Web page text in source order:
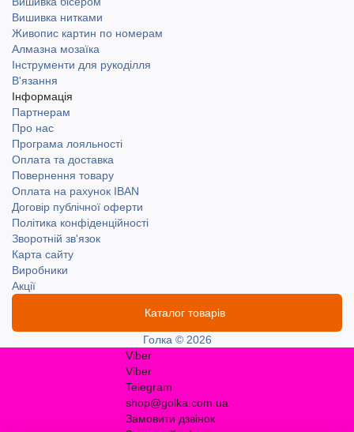
Вишивка нитками
Живопис картин по номерам
Алмазна мозаїка
Інструменти для рукоділля
В'язання
Інформація
Партнерам
Про нас
Програма лояльності
Оплата та доставка
Повернення товару
Оплата на рахунок IBAN
Договір публічної оферти
Політика конфіденційності
Зворотній зв'язок
Карта сайту
Виробники
Акції
Каталог товарів
Голка © 2026
Viber
Viber
Telegram
shop@golka.com.ua
Замовити дзвінок